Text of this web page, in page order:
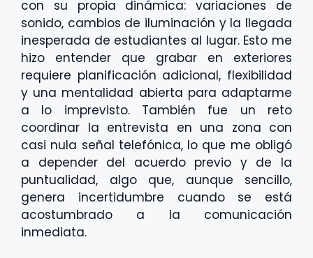
con su propia dinámica: variaciones de
sonido, cambios de iluminación y la llegada
inesperada de estudiantes al lugar. Esto me
hizo entender que grabar en exteriores
requiere planificación adicional, flexibilidad
y una mentalidad abierta para adaptarme
a lo imprevisto. También fue un reto
coordinar la entrevista en una zona con
casi nula señal telefónica, lo que me obligó
a depender del acuerdo previo y de la
puntualidad, algo que, aunque sencillo,
genera incertidumbre cuando se está
acostumbrado a la comunicación
inmediata.